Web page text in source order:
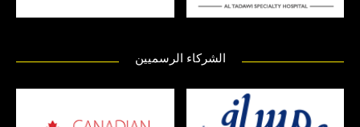
الشركاء الرسميين